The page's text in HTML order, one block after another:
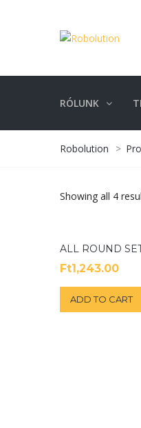
RÓLUNK
Robolution >
Showing all 4
ALL ROUND
Ft1,243.00
ADD TO CART